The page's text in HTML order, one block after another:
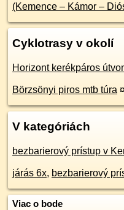
(Kemence – Kámor –
Cyklotrasy v okolí
Horizont kerékpáros
Börzsönyi piros mtb túra ¤
V kategóriách
bezbarierový prístup v
járás 6x, bezbarierový
Viac o bode